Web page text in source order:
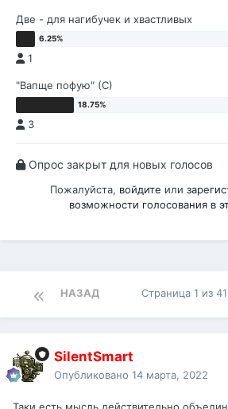
Две - для нагибучек и хвастливых
1
"Вапще пофую" (С)
3
Опрос закрыт для новых голосов
Пожалуйста, войдите или
возможности голосования в
НАЗАД Страница 1 из 41
SilentSmart
Опубликовано 14 марта, 2022